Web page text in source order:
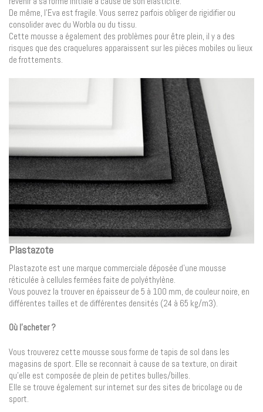
De même, l’Eva est fragile. Vous serrez parfois obliger de rigidifier ou
consolider avec du Worbla ou du tissu.
Cette mousse a également des problèmes pour être plein, il y a des
risques que des craquelures apparaissent sur les pièces mobiles ou lieux
de frottements.
Plastazote
Plastazote est une marque commerciale déposée d’une mousse
réticulée à cellules fermées faite de polyéthylène.
Vous pouvez la trouver en épaisseur de 5 à 100 mm, de couleur noire, en
différentes tailles et de différentes densités (24 à 65 kg/m3).
Où l’acheter ?
Vous trouverez cette mousse sous forme de tapis de sol dans les
magasins de sport. Elle se reconnait à cause de sa texture, on dirait
qu’elle est composée de plein de petites bulles/billes.
Elle se trouve également sur internet sur des sites de bricolage ou de
sport.